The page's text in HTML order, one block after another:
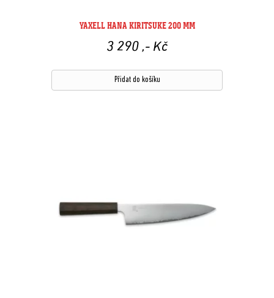
YAXELL HANA KIRITSUKE 200 MM
3 290 ,- Kč
Přidat do košíku